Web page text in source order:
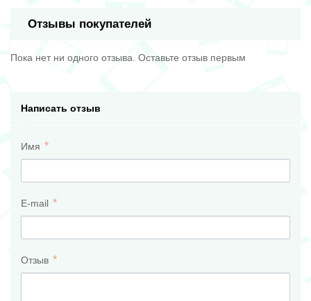
Отзывы покупателей
Пока нет ни одного отзыва. Оставьте отзыв первым
Написать отзыв
Имя
E-mail
Отзыв